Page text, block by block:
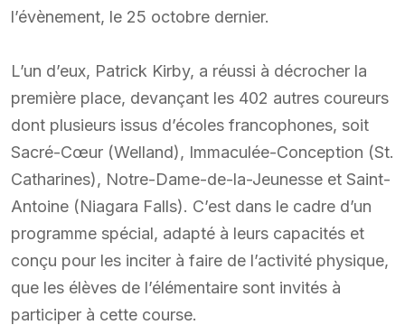
l’évènement, le 25 octobre dernier.
L’un d’eux, Patrick Kirby, a réussi à décrocher la
première place, devançant les 402 autres coureurs
dont plusieurs issus d’écoles francophones, soit
Sacré-Cœur (Welland), Immaculée-Conception (St.
Catharines), Notre-Dame-de-la-Jeunesse et Saint-
Antoine (Niagara Falls). C’est dans le cadre d’un
programme spécial, adapté à leurs capacités et
conçu pour les inciter à faire de l’activité physique,
que les élèves de l’élémentaire sont invités à
participer à cette course.